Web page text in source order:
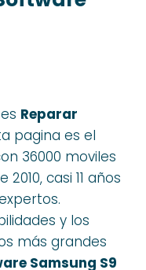
Reparar
pagina es el
36000 moviles
casi 11 años
y los
más grandes
Samsung S9